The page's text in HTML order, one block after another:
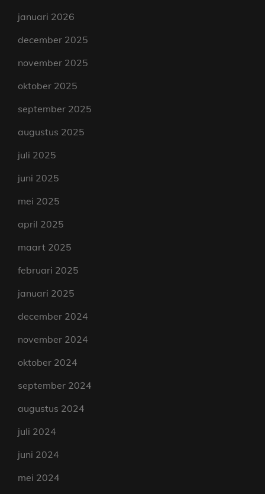
januari 2026
december 2025
november 2025
oktober 2025
september 2025
augustus 2025
juli 2025
juni 2025
mei 2025
april 2025
maart 2025
februari 2025
januari 2025
december 2024
november 2024
oktober 2024
september 2024
augustus 2024
juli 2024
juni 2024
mei 2024